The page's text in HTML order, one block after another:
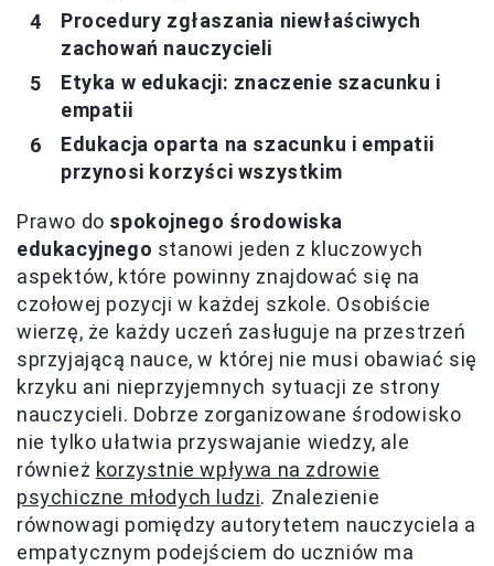
Procedury zgłaszania niewłaściwych
zachowań nauczycieli
Etyka w edukacji: znaczenie szacunku i
empatii
Edukacja oparta na szacunku i empatii
przynosi korzyści wszystkim
Prawo do spokojnego środowiska
edukacyjnego stanowi jeden z kluczowych
aspektów, które powinny znajdować się na
czołowej pozycji w każdej szkole. Osobiście
wierzę, że każdy uczeń zasługuje na przestrzeń
sprzyjającą nauce, w której nie musi obawiać się
krzyku ani nieprzyjemnych sytuacji ze strony
nauczycieli. Dobrze zorganizowane środowisko
nie tylko ułatwia przyswajanie wiedzy, ale
również korzystnie wpływa na zdrowie
psychiczne młodych ludzi. Znalezienie
równowagi pomiędzy autorytetem nauczyciela a
empatycznym podejściem do uczniów ma